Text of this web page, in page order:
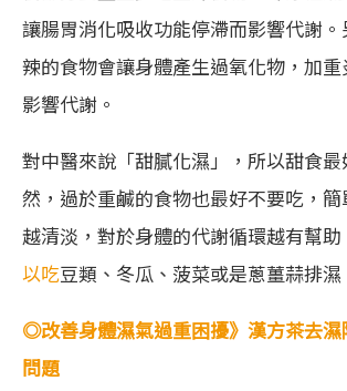
讓腸胃消化吸收功能停滯而影響代謝
辣的食物會讓身體產生過氧化物，加
影響代謝。
對中醫來說「甜膩化濕」，所以甜食
然，過於重鹹的食物也最好不要吃，
越清淡，對於身體的代謝循環越有幫
以吃豆類、冬瓜、菠菜或是蔥薑蒜排濕
◎改善身體濕氣過重困擾》漢方茶去濕
問題